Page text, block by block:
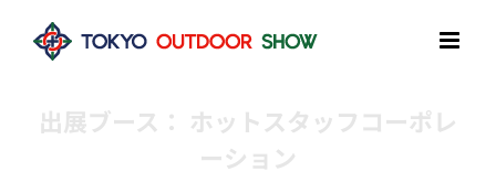
content
出展ブース： ホットスタッフコーポレ
ーション